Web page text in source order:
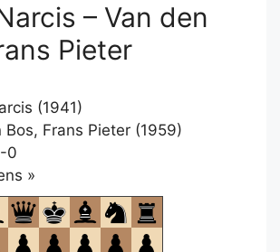
– Van den
Pieter
(1941)
Bos, Frans Pieter (1959)
0
»
om
te
openen.